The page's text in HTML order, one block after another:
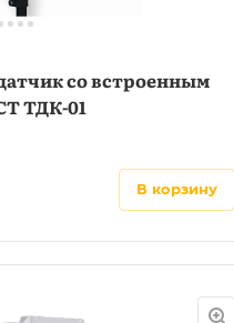
со встроенным
ТДК-01
в корзину